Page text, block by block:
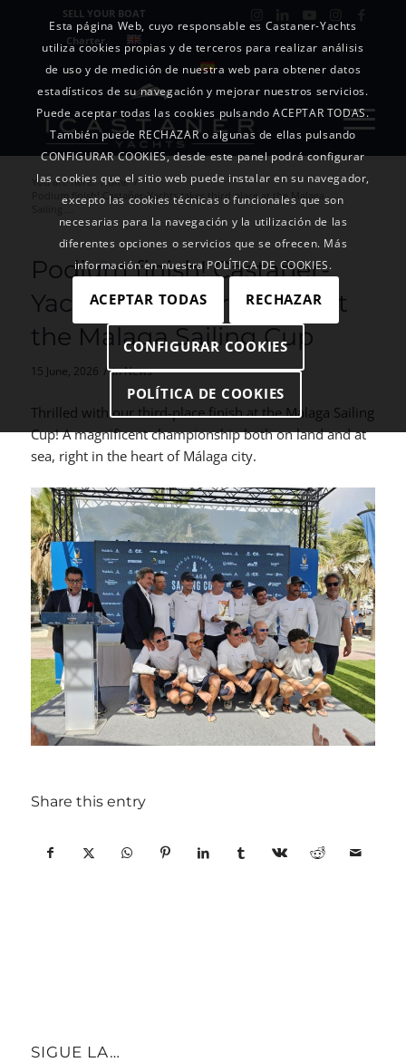
SELL YOUR BOAT
Charter
You are here: Home
Podium finish! Castañer-Yachts takes third place at the Malaga
Podium finish! Castañer-
Yachts takes third place at
the Malaga Sailing Cup
15 June, 2026 / inNews
Thrilled with our third-place finish at the Malaga Sailing
Cup! A magnificent championship both on land and at
sea, right in the heart of Málaga city.
Share this entry
SIGUE LA…
Esta página Web, cuyo responsable es Castaner-Yachts
utiliza cookies propias y de terceros para realizar análisis
de uso y de medición de nuestra web para obtener datos
estadísticos de su navegación y mejorar nuestros servicios.
Puede aceptar todas las cookies pulsando ACEPTAR TODAS.
También puede RECHAZAR o algunas de ellas pulsando
CONFIGURAR COOKIES, desde este panel podrá configurar
las cookies que el sitio web puede instalar en su navegador,
excepto las cookies técnicas o funcionales que son
necesarias para la navegación y la utilización de las
diferentes opciones o servicios que se ofrecen. Más
información en nuestra POLÍTICA DE COOKIES.
ACEPTAR TODAS RECHAZAR
CONFIGURAR COOKIES
POLÍTICA DE COOKIES